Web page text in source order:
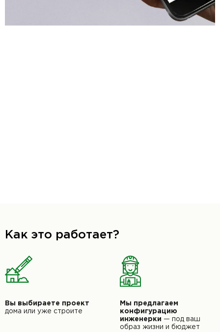
Как это работает?
Вы выбираете проект
дома или уже строите
Мы предлагаем
конфигурацию
инженерки — под ваш
образ жизни и бюджет